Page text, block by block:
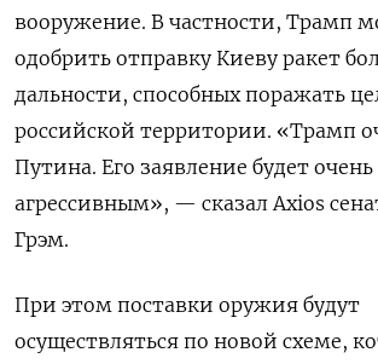
вооружение. В частности, Трамп
одобрить отправку Киеву ракет
дальности, способных поражать
российской территории. «Трамп
Путина. Его заявление будет очень
агрессивным», — сказал Axios
Грэм.
При этом поставки оружия будут
осуществляться по новой схеме,